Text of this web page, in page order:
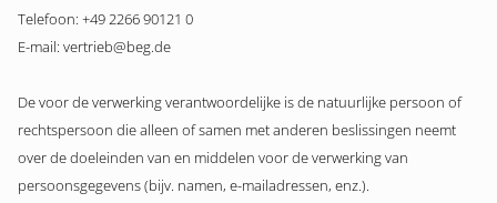
Telefoon: +49 2266 90121 0
E-mail: vertrieb@beg.de
De voor de verwerking verantwoordelijke is de natuurlijke persoon of
rechtspersoon die alleen of samen met anderen beslissingen neemt
over de doeleinden van en middelen voor de verwerking van
persoonsgegevens (bijv. namen, e-mailadressen, enz.).